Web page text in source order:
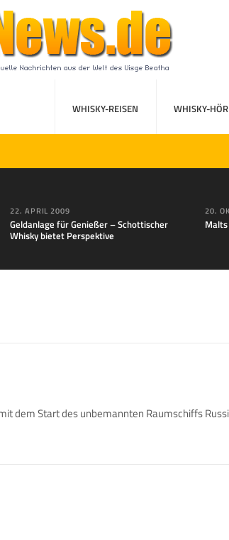
WHISKY-REISEN WHISKY-
22. APRIL 2009
Geldanlage für Genießer – Schottischer
Whisky bietet Perspektive
20.
dem Start des unbemannten Raumschiffs